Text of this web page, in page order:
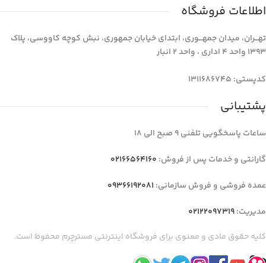
اطلاعات فروشگاه
تهـــران، میدان جمهـــوری، ابتدای خیابان جمهوری، نبش کوچه کاووسی، پلاک
1393 واحد 4 اداری ، واحد 2 انبار
کدپستی: 1311686745
پشتیبانی
ساعات پاسخگویی تلفنی 9 صبح الی 18
گارانتی و خدمات پس از فروش: 02166564160
عمده فروشی و فروش سازمانی: 09366192081
مدیریت:02122097319
کلیه حقوق مادی و معنوی برای فروشگاه اینترنتی مسترچرم محفوظ است.